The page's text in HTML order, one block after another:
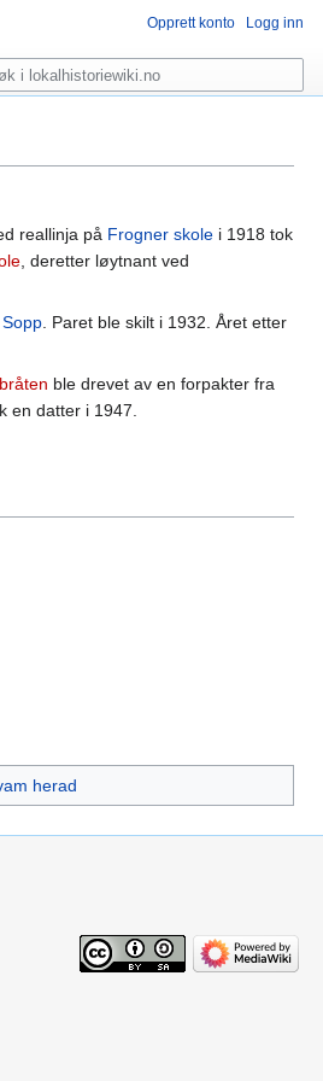
reallinja på Frogner skole i 1918 tok
, deretter løytnant ved
. Paret ble skilt i 1932. Året etter
ble drevet av en forpakter fra
en datter i 1947.
herad
Opprett konto Logg inn